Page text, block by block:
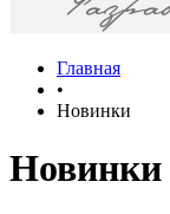
Главная
•
Новинки
Новинки